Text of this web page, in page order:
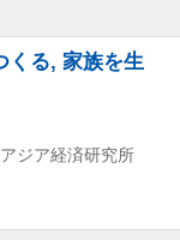
くる, 家族を生
ジア経済研究所